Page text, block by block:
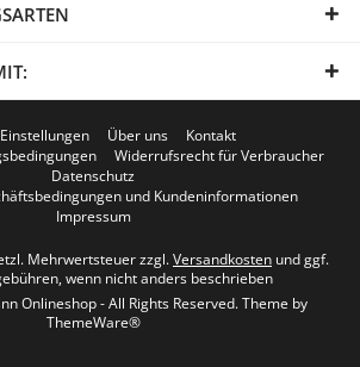
Über uns
Kontakt
Widerrufsrecht für Verbraucher
Datenschutz
und Kundeninformationen
Impressum
Mehrwertsteuer zzgl.Versandkosten und ggf.
wenn nicht anders beschrieben
Onlineshop - All Rights Reserved. Theme by
ThemeWare®